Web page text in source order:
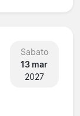
Sabato
13 mar
2027